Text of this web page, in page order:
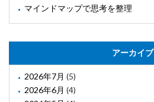
マインドマップで思考を整理
アーカイブ
2026年7月 (5)
2026年6月 (4)